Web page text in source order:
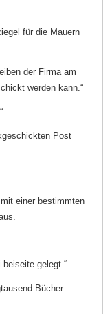
für die Mauern
der Firma am
werden kann.“
Post
einer bestimmten
gelegt.“
Bücher